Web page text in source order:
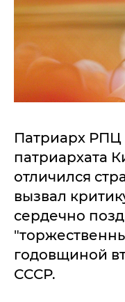
Патриарх РПЦ
патриархата
отличился
вызвал
сердечно
годовщиной
СССР.